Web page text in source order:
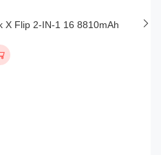
X Flip 2-IN-1 16 8810mAh